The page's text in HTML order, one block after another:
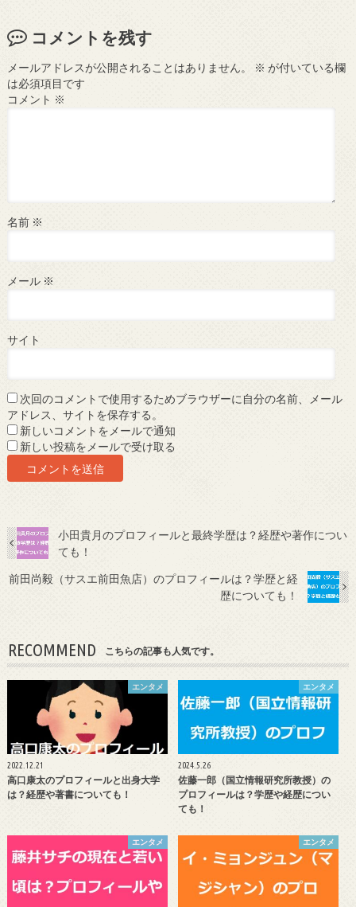
コメントを残す
メールアドレスが公開されることはありません。 ※ が付いている欄
は必須項目です
コメント ※
名前 ※
メール ※
サイト
次回のコメントで使用するためブラウザーに自分の名前、メール
アドレス、サイトを保存する。
新しいコメントをメールで通知
新しい投稿をメールで受け取る
小田貴月のプロフィールと最終学歴は？経歴や著作につい
ても！
前田尚毅（サスエ前田魚店）のプロフィールは？学歴と経
歴についても！
RECOMMEND こちらの記事も人気です。
エンタメ
2022.12.21
高口康太のプロフィールと出身大学
は？経歴や著書についても！
エンタメ
2024.5.26
佐藤一郎（国立情報研究所教授）の
プロフィールは？学歴や経歴につい
ても！
エンタメ エンタメ